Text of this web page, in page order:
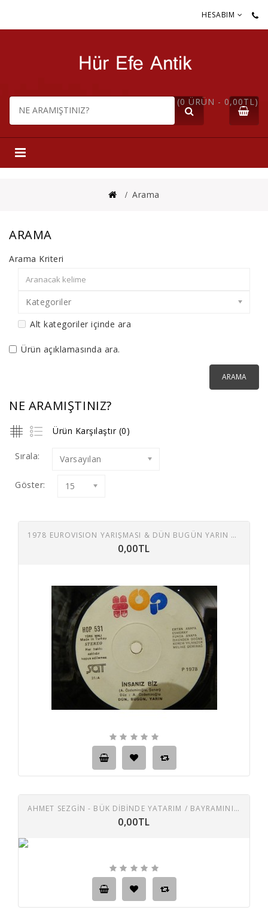
HESABIM
(0 ÜRÜN - 0,00TL)
Arama
ARAMA
Arama Kriteri
Kategoriler
Alt kategoriler içinde ara
Ürün açıklamasında ara.
NE ARAMIŞTINIZ?
Ürün Karşılaştır (0)
Sırala: Varsayılan
Göster: 15
1978 EUROVISION YARIŞMASI & DÜN BUGÜN YARIN ORK. - 45 LİK - İNSANIZ BİZ - VUR ŞU SAZIN TELLERİNE (ERTAN ANAPA, ESMERAY, FUNDA ANAPA, İSKENDER DOĞAN, KEREM YILMAZER ,MELİKE DEMİRAĞ 45 LIK PLAK
0,00TL
AHMET SEZGİN - BÜK DIBINDE YATARIM / BAYRAMINIZ MÜBAREK OLSUN ( BRİTAİN BASKI ) İLK 45 LİK
0,00TL